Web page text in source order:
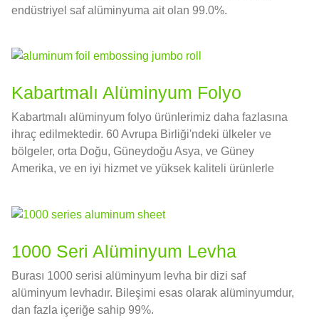
endüstriyel saf alüminyuma ait olan 99.0%.
Kabartmalı Alüminyum Folyo
Kabartmalı alüminyum folyo ürünlerimiz daha fazlasına
ihraç edilmektedir. 60 Avrupa Birliği'ndeki ülkeler ve
bölgeler, orta Doğu, Güneydoğu Asya, ve Güney
Amerika, ve en iyi hizmet ve yüksek kaliteli ürünlerle
1000 Seri Alüminyum Levha
Burası 1000 serisi alüminyum levha bir dizi saf
alüminyum levhadır. Bileşimi esas olarak alüminyumdur,
dan fazla içeriğe sahip 99%.